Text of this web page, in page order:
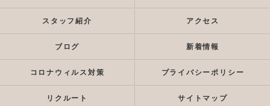
スタッフ紹介 アクセス
ブログ 新着情報
コロナウィルス対策 プライバシーポリシー
リクルート サイトマップ